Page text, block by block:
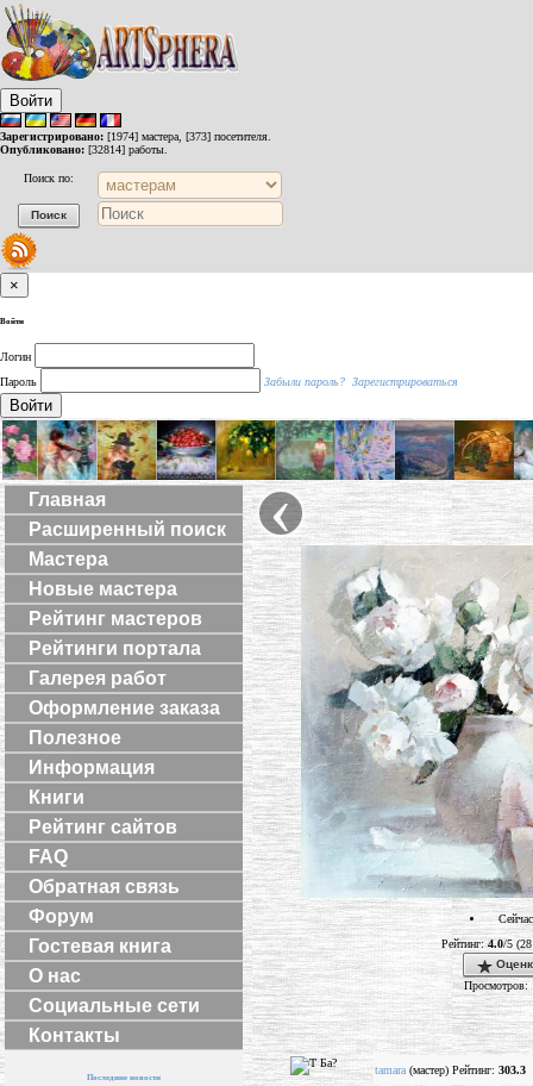
Войти
Зарегистрировано: [1974] мастера, [373] посетителя.
Опубликовано: [32814] работы.
Поиск по:
×
Войти
Логин
Пароль
Забыли пароль? Зарегистрироваться
Войти
Главная
Расширенный поиск
Мастера
Новые мастера
Рейтинг мастеров
Рейтинги портала
Галерея работ
Оформление заказа
Полезное
Информация
Книги
Рейтинг сайтов
FAQ
Обратная связь
Форум
Гостевая книга
О нас
Социальные сети
Контакты
Последние новости
‹
Рейтинг:4.0/5 (28
Просмотров:
tamara (мастер) Рейтинг: 303.3